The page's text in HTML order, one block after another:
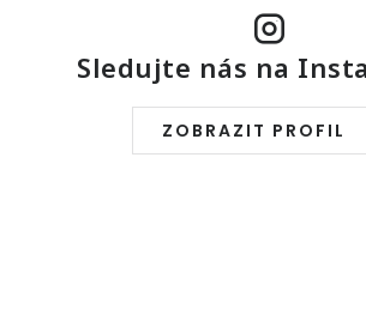
Sledujte nás na
ZOBRAZIT PROFIL